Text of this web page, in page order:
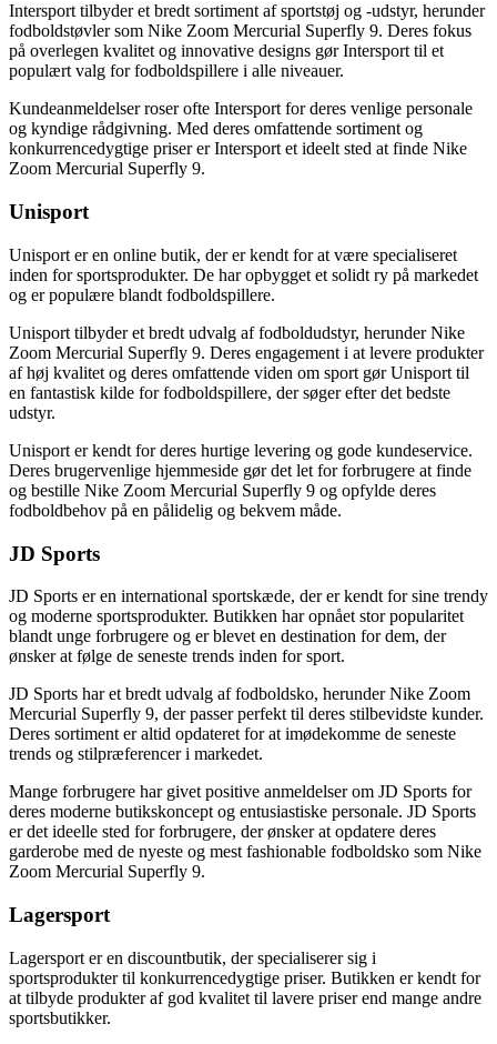
Intersport tilbyder et bredt sortiment af sportstøj og -udstyr, herunder
fodboldstøvler som Nike Zoom Mercurial Superfly 9. Deres fokus
på overlegen kvalitet og innovative designs gør Intersport til et
populært valg for fodboldspillere i alle niveauer.
Kundeanmeldelser roser ofte Intersport for deres venlige personale
og kyndige rådgivning. Med deres omfattende sortiment og
konkurrencedygtige priser er Intersport et ideelt sted at finde Nike
Zoom Mercurial Superfly 9.
Unisport
Unisport er en online butik, der er kendt for at være specialiseret
inden for sportsprodukter. De har opbygget et solidt ry på markedet
og er populære blandt fodboldspillere.
Unisport tilbyder et bredt udvalg af fodboldudstyr, herunder Nike
Zoom Mercurial Superfly 9. Deres engagement i at levere produkter
af høj kvalitet og deres omfattende viden om sport gør Unisport til
en fantastisk kilde for fodboldspillere, der søger efter det bedste
udstyr.
Unisport er kendt for deres hurtige levering og gode kundeservice.
Deres brugervenlige hjemmeside gør det let for forbrugere at finde
og bestille Nike Zoom Mercurial Superfly 9 og opfylde deres
fodboldbehov på en pålidelig og bekvem måde.
JD Sports
JD Sports er en international sportskæde, der er kendt for sine trendy
og moderne sportsprodukter. Butikken har opnået stor popularitet
blandt unge forbrugere og er blevet en destination for dem, der
ønsker at følge de seneste trends inden for sport.
JD Sports har et bredt udvalg af fodboldsko, herunder Nike Zoom
Mercurial Superfly 9, der passer perfekt til deres stilbevidste kunder.
Deres sortiment er altid opdateret for at imødekomme de seneste
trends og stilpræferencer i markedet.
Mange forbrugere har givet positive anmeldelser om JD Sports for
deres moderne butikskoncept og entusiastiske personale. JD Sports
er det ideelle sted for forbrugere, der ønsker at opdatere deres
garderobe med de nyeste og mest fashionable fodboldsko som Nike
Zoom Mercurial Superfly 9.
Lagersport
Lagersport er en discountbutik, der specialiserer sig i
sportsprodukter til konkurrencedygtige priser. Butikken er kendt for
at tilbyde produkter af god kvalitet til lavere priser end mange andre
sportsbutikker.